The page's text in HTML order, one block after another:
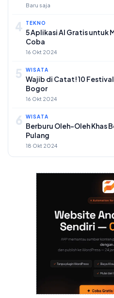
Baru saja
4 TEKNO
5 Aplikasi AI Gratis untuk
Coba
16 Okt 2024
5 WISATA
Wajib di Catat! 10
Bogor
16 Okt 2024
6 WISATA
Berburu Oleh-Oleh Khas
Pulang
18 Okt 2024